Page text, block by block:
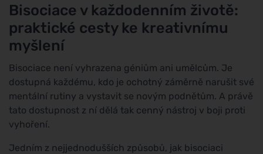
Bisociace v každodenním životě:
praktické cesty ke kreativnímu
myšlení
Bisociace není vyhrazena géniům ani umělcům. Je
dostupná každému, kdo je ochotný záměrně narušit své
mentální rutiny a vystavit se novým podnětům. A právě
tato dostupnost z ní dělá tak cenný nástroj v boji proti
vyhoření.
Jedním z nejjednodušších způsobů, jak bisociaci